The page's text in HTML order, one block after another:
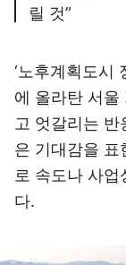
릴 것”
‘노후계획도시
에 올라탄 서울
고 엇갈리는
은 기대감을 표
로 속도나 사
다.